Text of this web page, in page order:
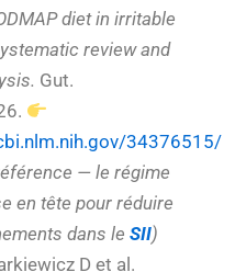
diet in irritable
review and
Gut.
34376515/
— le régime
en tête pour réduire
dans leSII)
D et al.